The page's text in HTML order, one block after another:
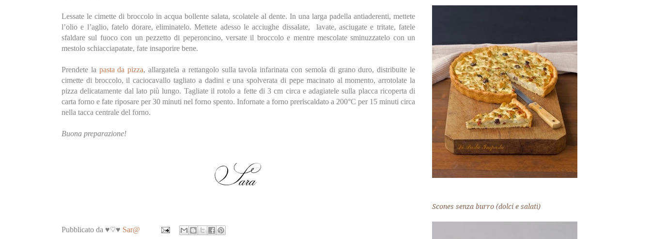
Lessate le cimette di broccolo in acqua bollente salata, scolatele al dente. In una larga padella antiaderenti, mettete
l’olio e l’aglio, fatelo dorare, eliminatelo. Mettete adesso le acciughe dissalate, lavate, asciugate e tritate, fatele
sfaldare sul fuoco con un pezzetto di peperoncino, versate il broccolo e mentre mescolate sminuzzatelo con un
mestolo schiacciapatate, fate insaporire bene.
Prendete la pasta da pizza, allargatela a rettangolo sulla tavola infarinata con semola di grano duro, distribuite le
cimette di broccolo, il caciocavallo tagliato a dadini e una spolverata di pepe macinato al momento, arrotolate la
pizza delicatamente dal lato più lungo. Tagliate il rotolo a fette di 3 cm circa e adagiatele sulla placca ricoperta di
carta forno e fate riposare per 30 minuti nel forno spento. Infornate a forno preriscaldato a 200°C per 15 minuti circa
nella tacca centrale del forno.
Buona preparazione!
Pubblicato da ♥♡♥ Sar@
Scones senza burro (dolci e salati)